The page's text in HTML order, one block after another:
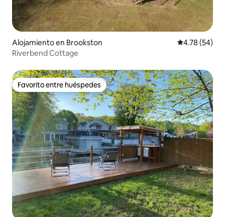
Alojamiento en Brookston Calificación
4.78 (54)
Riverbend Cottage
Favorito entre huéspedes
Favorito entre huéspedes